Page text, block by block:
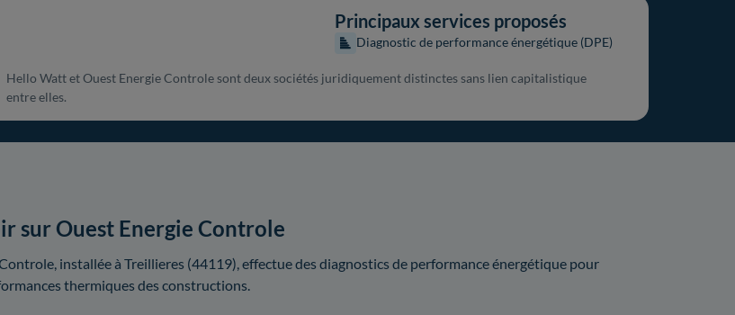
Principaux services proposés
Diagnostic de performance énergétique (DPE)
Hello Watt et Ouest Energie Controle sont deux sociétés juridiquement distinctes sans lien capitalistique
entre elles.
sur Ouest Energie Controle
installée à Treillieres (44119), effectue des diagnostics de performance énergétique pour
thermiques des constructions.